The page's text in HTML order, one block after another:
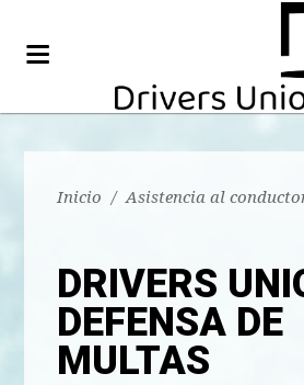
Inicio / Asistencia al
DRIVERS
DEFENSA DE
MULTAS